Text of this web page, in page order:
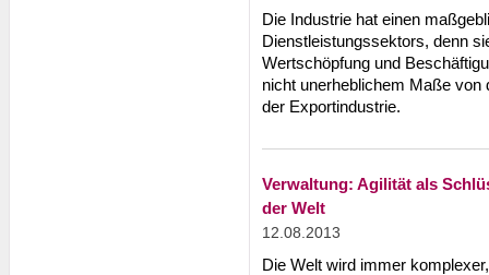
Die Industrie hat einen
Dienstleistungssektors, denn
Wertschöpfung und
nicht unerheblichem Maße von
der Exportindustrie.
Verwaltung: Agilität als
der Welt
12.08.2013
Die Welt wird immer